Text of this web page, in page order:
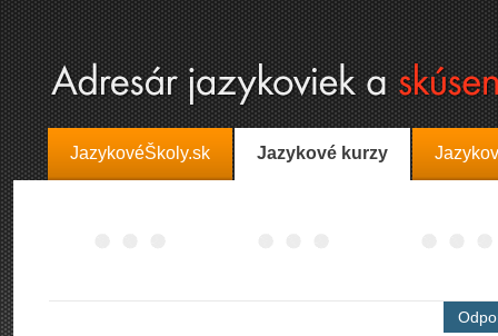
JazykovéŠkoly.sk Jazykové kurzy